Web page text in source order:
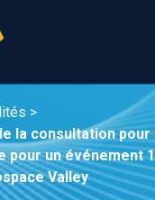
>
la consultation pour
pour un événement
Valley